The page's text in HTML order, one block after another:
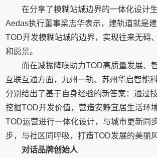
在分享了模糊站城边界的一体化设计生
Aedas执行董事梁志华表示，建轨道就是
TOD开发模糊站城的边界，实现往来无碍
和愿景。
而在减振降噪助力TOD高质量发展、
互联互通方面，九州一轨、苏州华启智能
分别给出了基于自身经验的新答案：通过
挖掘TOD开发价值，营造安静宜居生活环
TOD运营进行一体化设计，与城市更新同
步，与社区同呼吸，打造TOD发展的美丽
对话品牌创始人